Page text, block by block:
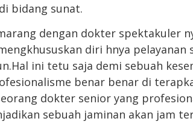
bidang sunat.
dengan dokter spektakuler
diri hnya
ini tetu saja demi sebuah
benar benar di
dokter senior yang
sebuah jaminan akan jam